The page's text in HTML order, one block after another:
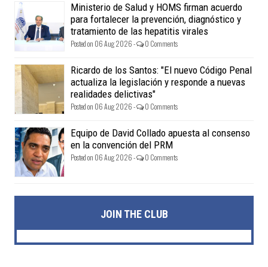
Ministerio de Salud y HOMS firman acuerdo
para fortalecer la prevención, diagnóstico y
tratamiento de las hepatitis virales
Posted on 06 Aug 2026 - 0 Comments
Ricardo de los Santos: "El nuevo Código Penal
actualiza la legislación y responde a nuevas
realidades delictivas"
Posted on 06 Aug 2026 - 0 Comments
Equipo de David Collado apuesta al consenso
en la convención del PRM
Posted on 06 Aug 2026 - 0 Comments
JOIN THE CLUB